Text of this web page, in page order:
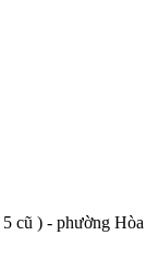
cũ ) - phường Hòa